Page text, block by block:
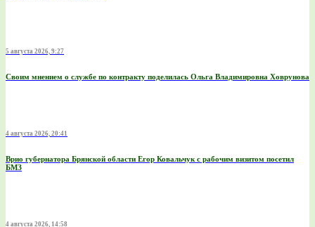
5 августа 2026, 9:27
Своим мнением о службе по контракту поделилась Ольга Владимировна Ховрунова
4 августа 2026, 20:41
Врио губернатора Брянской области Егор Ковальчук с рабочим визитом посетил
БМЗ
4 августа 2026, 14:58